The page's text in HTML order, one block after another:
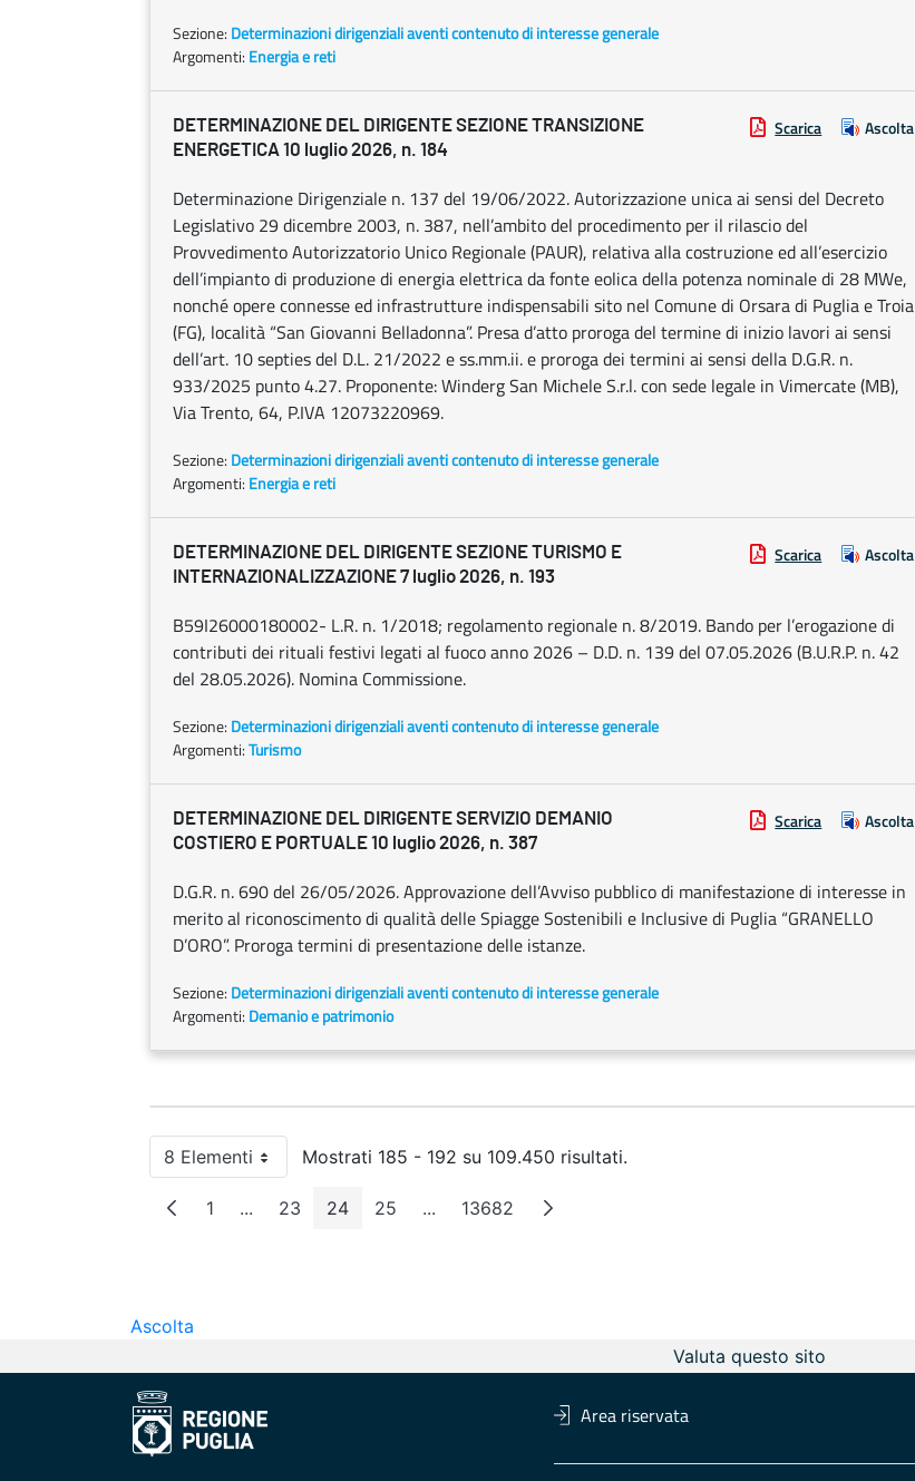
Sezione: Determinazioni dirigenziali aventi contenuto di interesse generale
Argomenti: Energia e reti
DETERMINAZIONE DEL DIRIGENTE SEZIONE TRANSIZIONE
ENERGETICA 10 luglio 2026, n. 184
Scarica Ascolta
Determinazione Dirigenziale n. 137 del 19/06/2022. Autorizzazione unica ai sensi del Decreto
Legislativo 29 dicembre 2003, n. 387, nell’ambito del procedimento per il rilascio del
Provvedimento Autorizzatorio Unico Regionale (PAUR), relativa alla costruzione ed all’esercizio
dell’impianto di produzione di energia elettrica da fonte eolica della potenza nominale di 28 MWe,
nonché opere connesse ed infrastrutture indispensabili sito nel Comune di Orsara di Puglia e Troia
(FG), località “San Giovanni Belladonna”. Presa d’atto proroga del termine di inizio lavori ai sensi
dell’art. 10 septies del D.L. 21/2022 e ss.mm.ii. e proroga dei termini ai sensi della D.G.R. n.
933/2025 punto 4.27. Proponente: Winderg San Michele S.r.l. con sede legale in Vimercate (MB),
Via Trento, 64, P.IVA 12073220969.
Sezione: Determinazioni dirigenziali aventi contenuto di interesse generale
Argomenti: Energia e reti
DETERMINAZIONE DEL DIRIGENTE SEZIONE TURISMO E
INTERNAZIONALIZZAZIONE 7 luglio 2026, n. 193
Scarica Ascolta
B59I26000180002- L.R. n. 1/2018; regolamento regionale n. 8/2019. Bando per l’erogazione di
contributi dei rituali festivi legati al fuoco anno 2026 – D.D. n. 139 del 07.05.2026 (B.U.R.P. n. 42
del 28.05.2026). Nomina Commissione.
Sezione: Determinazioni dirigenziali aventi contenuto di interesse generale
Argomenti:Turismo
DETERMINAZIONE DEL DIRIGENTE SERVIZIO DEMANIO
COSTIERO E PORTUALE 10 luglio 2026, n. 387
Scarica Ascolta
D.G.R. n. 690 del 26/05/2026. Approvazione dell’Avviso pubblico di manifestazione di interesse in
merito al riconoscimento di qualità delle Spiagge Sostenibili e Inclusive di Puglia “GRANELLO
D’ORO”. Proroga termini di presentazione delle istanze.
Sezione: Determinazioni dirigenziali aventi contenuto di interesse generale
Argomenti: Demanio e patrimonio
8 ElementiPer paginaMostrati 185 - 192 su 109.450 risultati.
Pagina
1 ...Pagine intermedie
Pagina
23 Pagina
24 Pagina
25 ...Pagine intermedie
Pagina
13682
Ascolta
Valuta questo sito
Area riservata